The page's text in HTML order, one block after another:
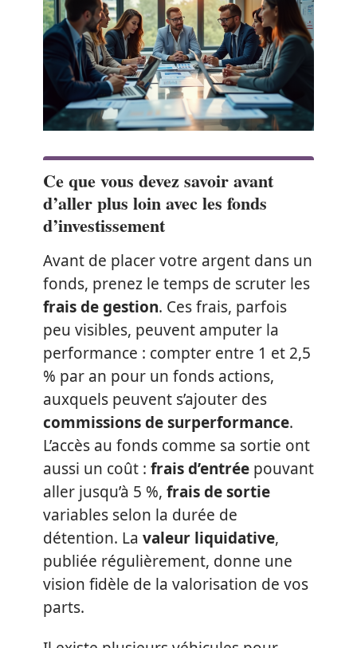
Ce que vous devez savoir avant
d’aller plus loin avec les fonds
d’investissement
Avant de placer votre argent dans un
fonds, prenez le temps de scruter les
frais de gestion. Ces frais, parfois
peu visibles, peuvent amputer la
performance : compter entre 1 et 2,5
% par an pour un fonds actions,
auxquels peuvent s’ajouter des
commissions de surperformance.
L’accès au fonds comme sa sortie ont
aussi un coût : frais d’entrée pouvant
aller jusqu’à 5 %, frais de sortie
variables selon la durée de
détention. La valeur liquidative,
publiée régulièrement, donne une
vision fidèle de la valorisation de vos
parts.